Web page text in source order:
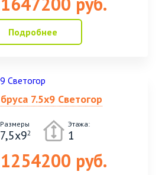
Подробнее
7.5х9 Светогор
Размеры
7,5х92
Этажа:
1
1254200 руб.